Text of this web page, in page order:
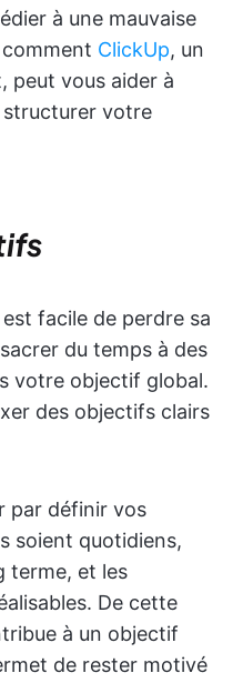
à une mauvaise
ClickUp, un
peut vous aider à
votre
facile de perdre sa
du temps à des
votre objectif global.
des objectifs clairs
par définir vos
soient quotidiens,
terme, et les
De cette
à un objectif
de rester motivé